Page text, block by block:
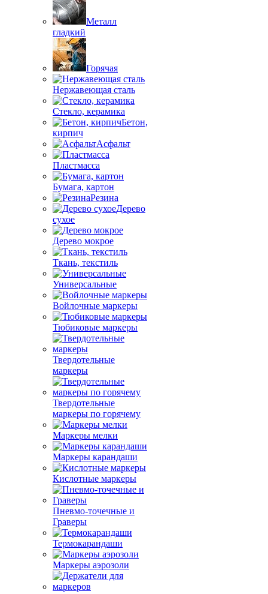
Металл
гладкий
Горячая
Нержавеющая сталь
Стекло, керамика
Бетон,
кирпич
Асфальт
Пластмасса
Бумага, картон
Резина
Дерево
сухое
Дерево мокрое
Ткань, текстиль
Универсальные
Войлочные маркеры
Тюбиковые маркеры
Твердотельные
маркеры
Твердотельные
маркеры по горячему
Маркеры мелки
Маркеры карандаши
Кислотные маркеры
Пневмо-точечные и
Граверы
Термокарандаши
Маркеры аэрозоли